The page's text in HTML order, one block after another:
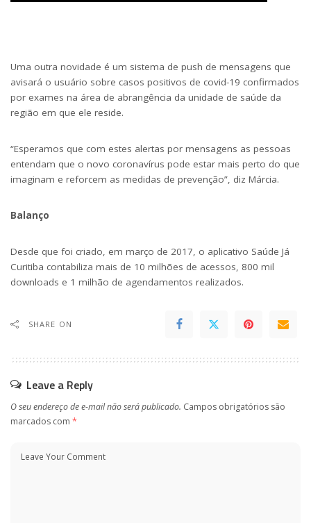
Uma outra novidade é um sistema de push de mensagens que
avisará o usuário sobre casos positivos de covid-19 confirmados
por exames na área de abrangência da unidade de saúde da
região em que ele reside.
“Esperamos que com estes alertas por mensagens as pessoas
entendam que o novo coronavírus pode estar mais perto do que
imaginam e reforcem as medidas de prevenção”, diz Márcia.
Balanço
Desde que foi criado, em março de 2017, o aplicativo Saúde Já
Curitiba contabiliza mais de 10 milhões de acessos, 800 mil
downloads e 1 milhão de agendamentos realizados.
SHARE ON
Leave a Reply
O seu endereço de e-mail não será publicado. Campos obrigatórios são
marcados com *